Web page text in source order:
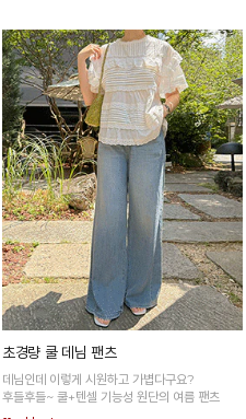
초경량 쿨 데님 팬츠
데님인데 이렇게 시원하고 가볍다구요?
후들후들~ 쿨+텐셀 기능성 원단의 여름 팬츠